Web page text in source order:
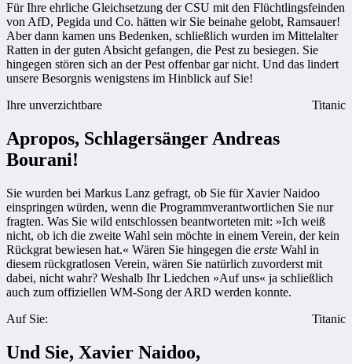
Für Ihre ehrliche Gleichsetzung der CSU mit den Flüchtlingsfeinden
von AfD, Pegida und Co. hätten wir Sie beinahe gelobt, Ramsauer!
Aber dann kamen uns Bedenken, schließlich wurden im Mittelalter
Ratten in der guten Absicht gefangen, die Pest zu besiegen. Sie
hingegen stören sich an der Pest offenbar gar nicht. Und das lindert
unsere Besorgnis wenigstens im Hinblick auf Sie!
Ihre unverzichtbare
Titanic
Apropos, Schlagersänger Andreas
Bourani!
Sie wurden bei Markus Lanz gefragt, ob Sie für Xavier Naidoo
einspringen würden, wenn die Programmverantwortlichen Sie nur
fragten. Was Sie wild entschlossen beantworteten mit: »Ich weiß
nicht, ob ich die zweite Wahl sein möchte in einem Verein, der kein
Rückgrat bewiesen hat.« Wären Sie hingegen die erste Wahl in
diesem rückgratlosen Verein, wären Sie natürlich zuvorderst mit
dabei, nicht wahr? Weshalb Ihr Liedchen »Auf uns« ja schließlich
auch zum offiziellen WM-Song der ARD werden konnte.
Auf Sie:
Titanic
Und Sie, Xavier Naidoo,